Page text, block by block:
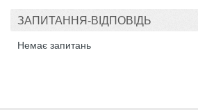
ЗАПИТАННЯ-ВІДПОВІДЬ
Немає запитань